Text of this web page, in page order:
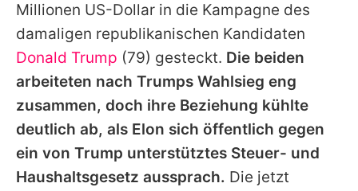
Millionen US-Dollar in die Kampagne des
damaligen republikanischen Kandidaten
Donald Trump (79) gesteckt. Die beiden
arbeiteten nach Trumps Wahlsieg eng
zusammen, doch ihre Beziehung kühlte
deutlich ab, als Elon sich öffentlich gegen
ein von Trump unterstütztes Steuer- und
Haushaltsgesetz aussprach. Die jetzt